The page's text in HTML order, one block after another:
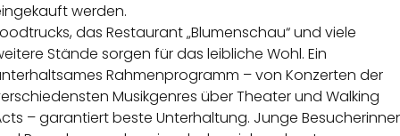
werden.
das Restaurant „Blumenschau“ und viele
Stände sorgen für das leibliche Wohl. Ein
Rahmenprogramm – von Konzerten der
Musikgenres über Theater und Walking
– garantiert beste Unterhaltung. Junge